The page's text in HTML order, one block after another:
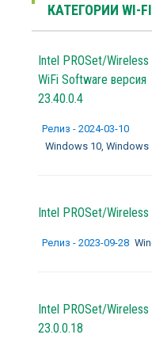
КАТЕГОРИИ WI-
Intel PROSet/Wireless
WiFi Software версия
23.40.0.4
Релиз - 2024-03-10
Windows 10, Windows
Intel PROSet/
Релиз - 2023-09-28
Intel PROSet/
23.0.0.18